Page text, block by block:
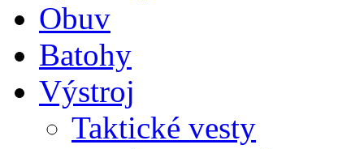
Obuv
Batohy
Výstroj
Taktické vesty